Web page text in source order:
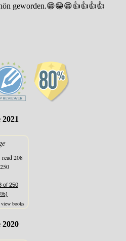
geworden.😁😁😁👍👍👍👍
2021
read 208
of 250
view books
2020